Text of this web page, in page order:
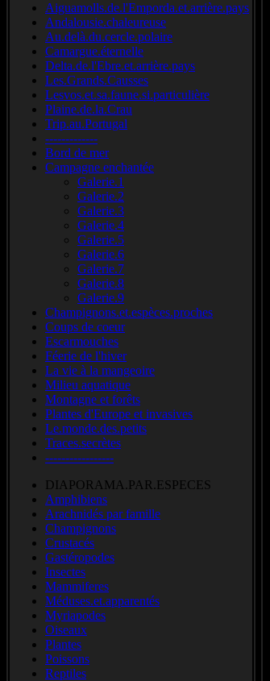
Aiguamolls.de.l'Emporda.et.arrière.pays
Andalousie.chaleureuse
Au.delà.du.cercle.polaire
Camargue.éternelle
Delta.de.l'Ebre.et.arrière.pays
Les.Grands.Causses
Lesvos.et.sa.faune.si.particulière
Plaine.de.la.Crau
Trip.au.Portugal
-------------
Bord de mer
Campagne enchantée
Galerie.1
Galerie.2
Galerie.3
Galerie.4
Galerie.5
Galerie.6
Galerie.7
Galerie.8
Galerie.9
Champignons.et.espèces.proches
Coups de coeur
Escarmouches
Féerie de l'hiver
La vie à la mangeoire
Milieu aquatique
Montagne et forêts
Plantes d'Europe et invasives
Le.monde.des.petits
Traces.secrètes
-----------------
DIAPORAMA.PAR.ESPECES
Amphibiens
Arachnidés par famille
Champignons
Crustacés
Gastéropodes
Insectes
Mammiferes
Méduses.et.apparentés
Myriapodes
Oiseaux
Plantes
Poissons
Reptiles